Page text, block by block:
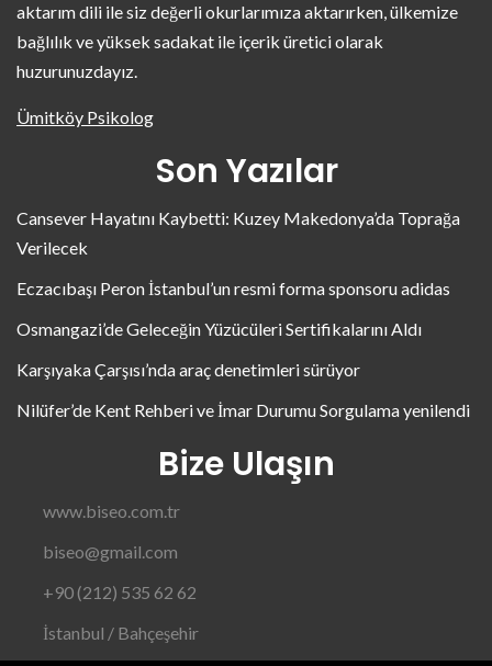
aktarım dili ile siz değerli okurlarımıza aktarırken, ülkemize
bağlılık ve yüksek sadakat ile içerik üretici olarak
huzurunuzdayız.
Ümitköy Psikolog
Son Yazılar
Cansever Hayatını Kaybetti: Kuzey Makedonya’da Toprağa
Verilecek
Eczacıbaşı Peron İstanbul’un resmi forma sponsoru adidas
Osmangazi’de Geleceğin Yüzücüleri Sertifikalarını Aldı
Karşıyaka Çarşısı’nda araç denetimleri sürüyor
Nilüfer’de Kent Rehberi ve İmar Durumu Sorgulama yenilendi
Bize Ulaşın
www.biseo.com.tr
biseo@gmail.com
+90 (212) 535 62 62
İstanbul / Bahçeşehir